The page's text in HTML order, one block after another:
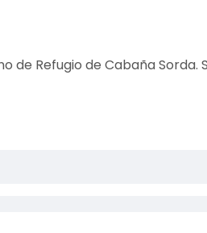
de Refugio de Cabaña Sorda.